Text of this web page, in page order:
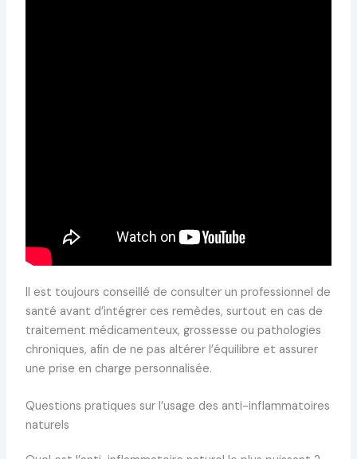
Il est toujours conseillé de consulter un professionnel de
santé avant d’intégrer ces remèdes, surtout en cas de
traitement médicamenteux, grossesse ou pathologies
chroniques, afin de ne pas altérer l’équilibre et assurer
une prise en charge personnalisée.
Questions pratiques sur l’usage des anti-inflammatoires
naturels